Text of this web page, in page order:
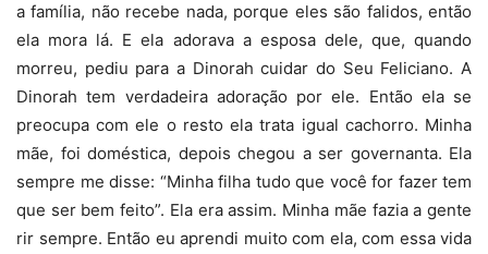
a família, não recebe nada, porque eles são falidos, então
ela mora lá. E ela adorava a esposa dele, que, quando
morreu, pediu para a Dinorah cuidar do Seu Feliciano. A
Dinorah tem verdadeira adoração por ele. Então ela se
preocupa com ele o resto ela trata igual cachorro. Minha
mãe, foi doméstica, depois chegou a ser governanta. Ela
sempre me disse: “Minha filha tudo que você for fazer tem
que ser bem feito”. Ela era assim. Minha mãe fazia a gente
rir sempre. Então eu aprendi muito com ela, com essa vida